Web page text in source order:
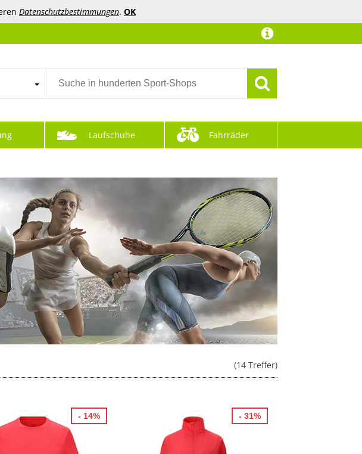
Datenschutzbestimmungen. OK
Laufschuhe Fahrräder
(14 Treffer)
- 14% - 31%